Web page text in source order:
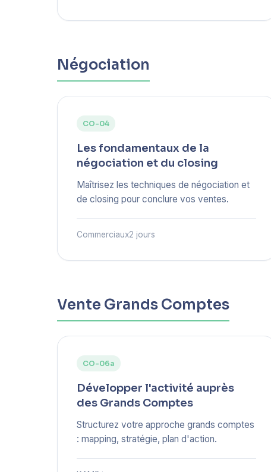
Négociation
CO-04
Les fondamentaux de la
négociation et du closing
Maîtrisez les techniques de négociation et
de closing pour conclure vos ventes.
Commerciaux2 jours
Vente Grands Comptes
CO-06a
Développer l'activité auprès
des Grands Comptes
Structurez votre approche grands comptes
: mapping, stratégie, plan d'action.